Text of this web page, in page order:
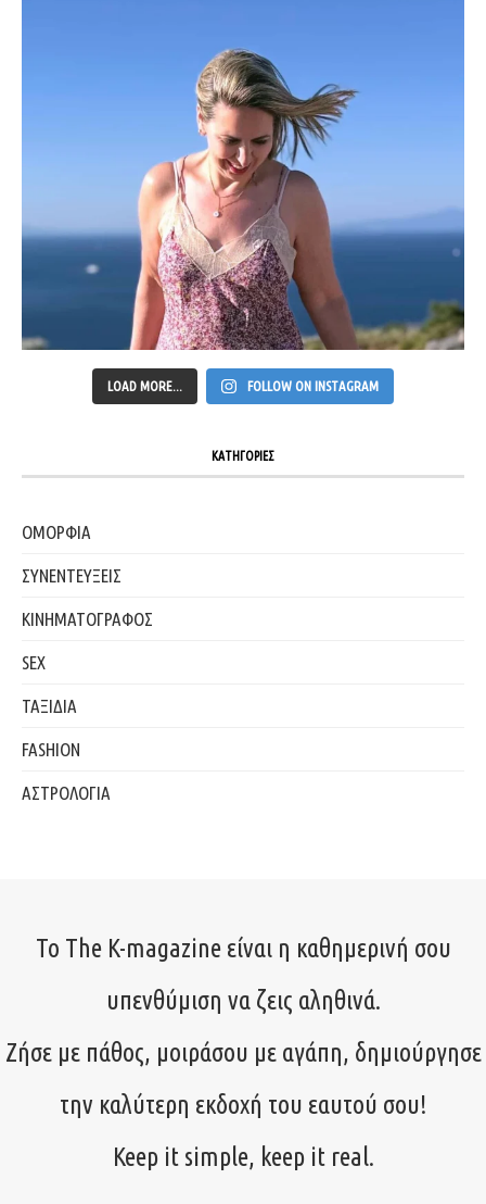
LOAD MORE... FOLLOW ON INSTAGRAM
ΚΑΤΗΓΟΡΙΕΣ
ΟΜΟΡΦΙΑ
ΣΥΝΕΝΤΕΥΞΕΙΣ
ΚΙΝΗΜΑΤΟΓΡΑΦΟΣ
SEX
ΤΑΞΙΔΙΑ
FASHION
ΑΣΤΡΟΛΟΓΙΑ
Το The K-magazine είναι η καθημερινή σου
υπενθύμιση να ζεις αληθινά.
Ζήσε με πάθος, μοιράσου με αγάπη, δημιούργησε
την καλύτερη εκδοχή του εαυτού σου!
Keep it simple, keep it real.